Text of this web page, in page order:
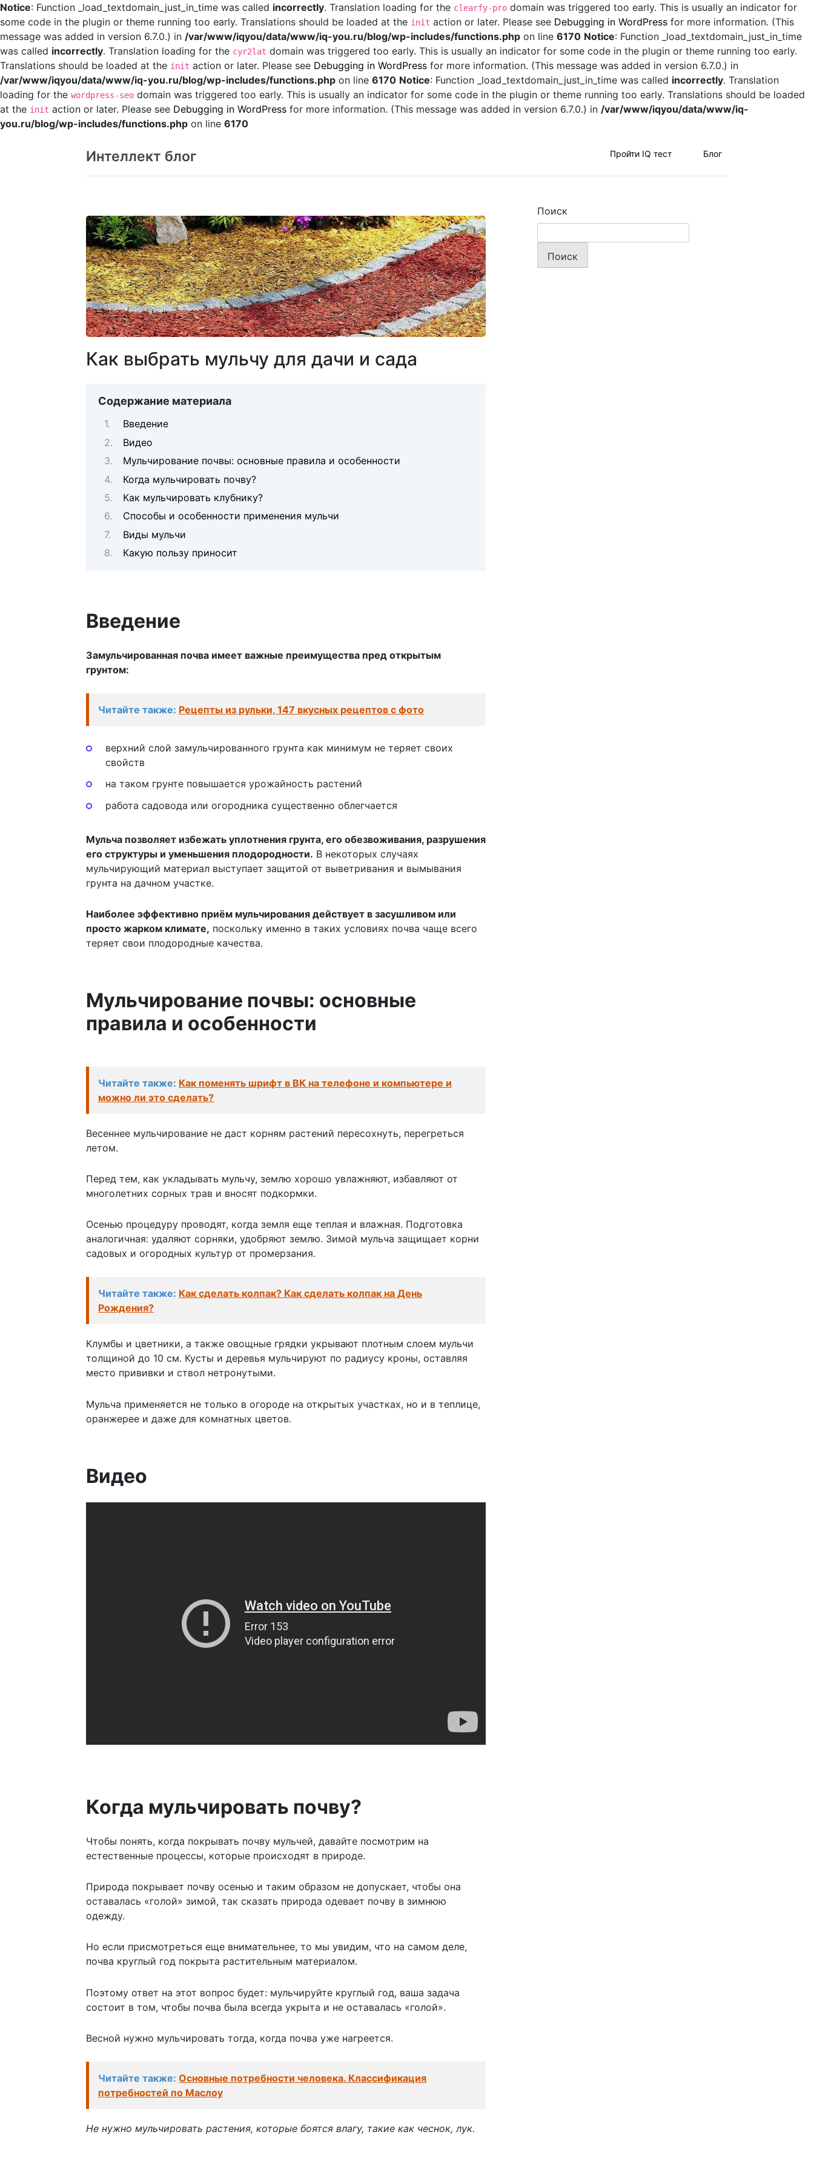
Notice: Function _load_textdomain_just_in_time was called incorrectly. Translation loading for the clearfy-pro domain was triggered too early. This is usually an indicator for
some code in the plugin or theme running too early. Translations should be loaded at the init action or later. Please see Debugging in WordPress for more information. (This
message was added in version 6.7.0.) in /var/www/iqyou/data/www/iq-you.ru/blog/wp-includes/functions.php on line 6170 Notice: Function _load_textdomain_just_in_time
was called incorrectly. Translation loading for the cyr2lat domain was triggered too early. This is usually an indicator for some code in the plugin or theme running too early.
Translations should be loaded at the init action or later. Please see Debugging in WordPress for more information. (This message was added in version 6.7.0.) in
/var/www/iqyou/data/www/iq-you.ru/blog/wp-includes/functions.php on line 6170 Notice: Function _load_textdomain_just_in_time was called incorrectly. Translation
loading for the wordpress-seo domain was triggered too early. This is usually an indicator for some code in the plugin or theme running too early. Translations should be loaded
at the init action or later. Please see Debugging in WordPress for more information. (This message was added in version 6.7.0.) in /var/www/iqyou/data/www/iq-
you.ru/blog/wp-includes/functions.php on line 6170
Интеллект блог Пройти IQ тест Блог
Как выбрать мульчу для дачи и сада
Содержание материала
Введение
Видео
Мульчирование почвы: основные правила и особенности
Когда мульчировать почву?
Как мульчировать клубнику?
Способы и особенности применения мульчи
Виды мульчи
Какую пользу приносит
Введение
Замульчированная почва имеет важные преимущества пред открытым
грунтом:
Читайте также: Рецепты из рульки, 147 вкусных рецептов с фото
верхний слой замульчированного грунта как минимум не теряет своих
свойств
на таком грунте повышается урожайность растений
работа садовода или огородника существенно облегчается
Мульча позволяет избежать уплотнения грунта, его обезвоживания, разрушения
его структуры и уменьшения плодородности. В некоторых случаях
мульчирующий материал выступает защитой от выветривания и вымывания
грунта на дачном участке.
Наиболее эффективно приём мульчирования действует в засушливом или
просто жарком климате, поскольку именно в таких условиях почва чаще всего
теряет свои плодородные качества.
Мульчирование почвы: основные
правила и особенности
Читайте также: Как поменять шрифт в ВК на телефоне и компьютере и
можно ли это сделать?
Весеннее мульчирование не даст корням растений пересохнуть, перегреться
летом.
Перед тем, как укладывать мульчу, землю хорошо увлажняют, избавляют от
многолетних сорных трав и вносят подкормки.
Осенью процедуру проводят, когда земля еще теплая и влажная. Подготовка
аналогичная: удаляют сорняки, удобряют землю. Зимой мульча защищает корни
садовых и огородных культур от промерзания.
Читайте также: Как сделать колпак? Как сделать колпак на День
Рождения?
Клумбы и цветники, а также овощные грядки укрывают плотным слоем мульчи
толщиной до 10 см. Кусты и деревья мульчируют по радиусу кроны, оставляя
место прививки и ствол нетронутыми.
Мульча применяется не только в огороде на открытых участках, но и в теплице,
оранжерее и даже для комнатных цветов.
Видео
Когда мульчировать почву?
Чтобы понять, когда покрывать почву мульчей, давайте посмотрим на
естественные процессы, которые происходят в природе.
Природа покрывает почву осенью и таким образом не допускает, чтобы она
оставалась «голой» зимой, так сказать природа одевает почву в зимнюю
одежду.
Но если присмотреться еще внимательнее, то мы увидим, что на самом деле,
почва круглый год покрыта растительным материалом.
Поэтому ответ на этот вопрос будет: мульчируйте круглый год, ваша задача
состоит в том, чтобы почва была всегда укрыта и не оставалась «голой».
Весной нужно мульчировать тогда, когда почва уже нагреется.
Читайте также: Основные потребности человека. Классификация
потребностей по Маслоу
Не нужно мульчировать растения, которые боятся влагу, такие как чеснок, лук.
Поиск
Поиск